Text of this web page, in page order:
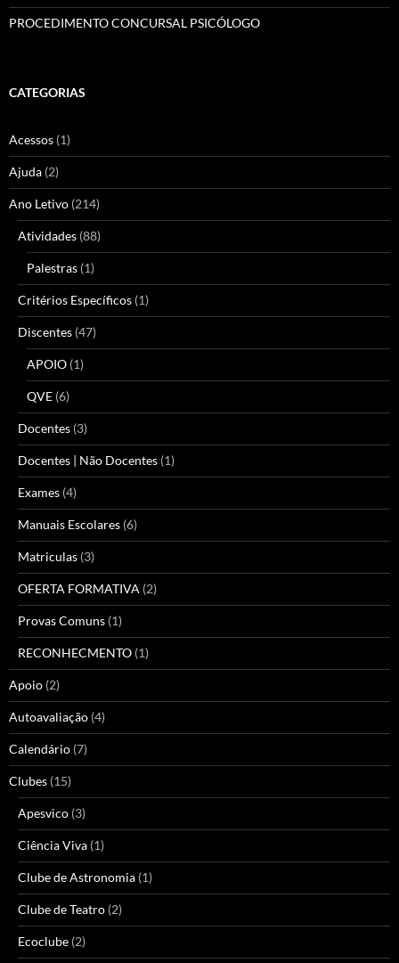
PROCEDIMENTO CONCURSAL PSICÓLOGO
CATEGORIAS
Acessos (1)
Ajuda (2)
Ano Letivo (214)
Atividades (88)
Palestras (1)
Critérios Específicos (1)
Discentes (47)
APOIO (1)
QVE (6)
Docentes (3)
Docentes | Não Docentes (1)
Exames (4)
Manuais Escolares (6)
Matriculas (3)
OFERTA FORMATIVA (2)
Provas Comuns (1)
RECONHECMENTO (1)
Apoio (2)
Autoavaliação (4)
Calendário (7)
Clubes (15)
Apesvico (3)
Ciência Viva (1)
Clube de Astronomia (1)
Clube de Teatro (2)
Ecoclube (2)